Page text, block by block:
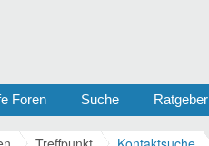
Foren Suche Ratgeber